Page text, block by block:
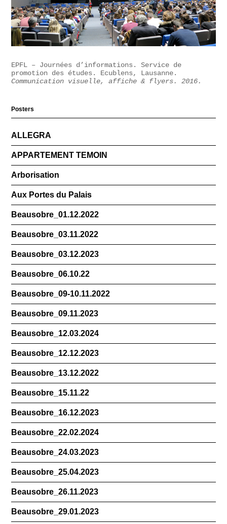
EPFL – Journées d’informations. Service de
promotion des études. Ecublens, Lausanne.
Communication visuelle, affiche & flyers. 2016.
Posters
ALLEGRA
APPARTEMENT TEMOIN
Arborisation
Aux Portes du Palais
Beausobre_01.12.2022
Beausobre_03.11.2022
Beausobre_03.12.2023
Beausobre_06.10.22
Beausobre_09-10.11.2022
Beausobre_09.11.2023
Beausobre_12.03.2024
Beausobre_12.12.2023
Beausobre_13.12.2022
Beausobre_15.11.22
Beausobre_16.12.2023
Beausobre_22.02.2024
Beausobre_24.03.2023
Beausobre_25.04.2023
Beausobre_26.11.2023
Beausobre_29.01.2023